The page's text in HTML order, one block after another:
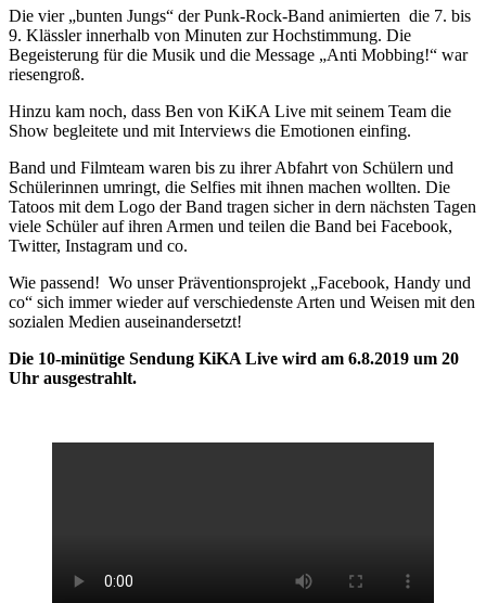
Die vier „bunten Jungs“ der Punk-Rock-Band animierten die 7. bis
9. Klässler innerhalb von Minuten zur Hochstimmung. Die
Begeisterung für die Musik und die Message „Anti Mobbing!“ war
riesengroß.
Hinzu kam noch, dass Ben von KiKA Live mit seinem Team die
Show begleitete und mit Interviews die Emotionen einfing.
Band und Filmteam waren bis zu ihrer Abfahrt von Schülern und
Schülerinnen umringt, die Selfies mit ihnen machen wollten. Die
Tatoos mit dem Logo der Band tragen sicher in dern nächsten Tagen
viele Schüler auf ihren Armen und teilen die Band bei Facebook,
Twitter, Instagram und co.
Wie passend! Wo unser Präventionsprojekt „Facebook, Handy und
co“ sich immer wieder auf verschiedenste Arten und Weisen mit den
sozialen Medien auseinandersetzt!
Die 10-minütige Sendung KiKA Live wird am 6.8.2019 um 20
Uhr ausgestrahlt.